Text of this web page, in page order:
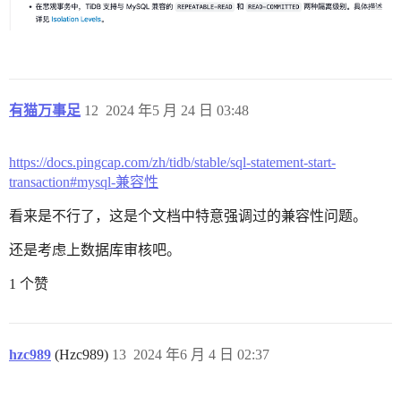
有猫万事足 2024 年5 月 24 日 03:48
12
https://docs.pingcap.com/zh/tidb/stable/sql-statement-start-
transaction#mysql-兼容性
看来是不行了，这是个文档中特意强调过的兼容性问题。
还是考虑上数据库审核吧。
1 个赞
hzc989 (Hzc989) 2024 年6 月 4 日 02:37
13